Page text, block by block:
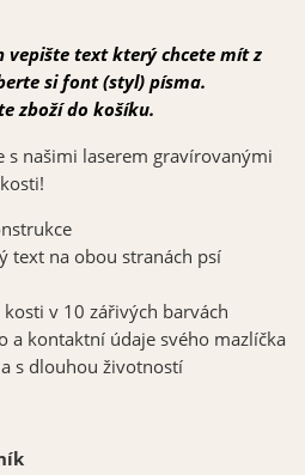
vepište text který chcete mít z
si font (styl) písma.
zboží do košíku.
s našimi laserem gravírovanými
text na obou stranách psí
v 10 zářivých barvách
a kontaktní údaje svého mazlíčka
s dlouhou životností